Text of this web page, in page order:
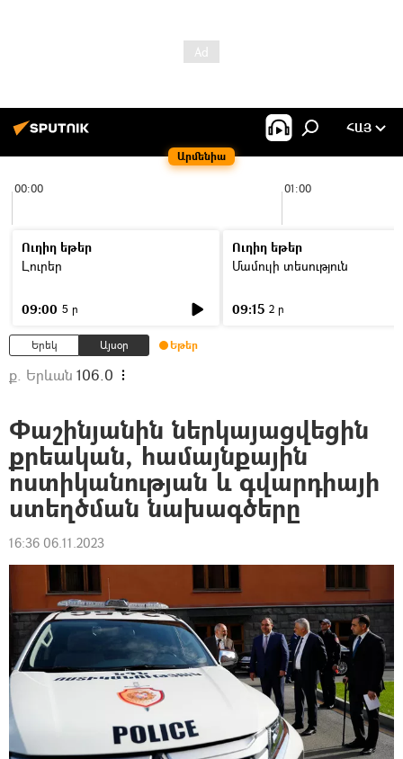
Արմենիա
ՀԱՅ
00:00 01:00
Ուղիղ եթեր
Լուրեր
09:00 5 ր
Ուղիղ եթեր
Մամուլի տեսություն
09:15 2 ր
Երեկ Այսօր Եթեր
ք. Երևան 106.0
Փաշինյանին ներկայացվեցին
քրեական, համայնքային
ոստիկանության և գվարդիայի
ստեղծման նախագծերը
16:36 06.11.2023